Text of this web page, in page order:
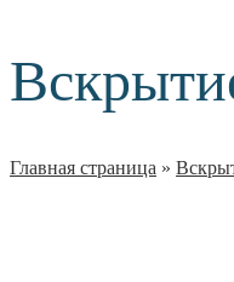
Главная страница »